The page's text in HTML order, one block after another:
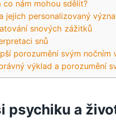
nám mohou sdělit?
jejich personalizovaný
snových zážitků
snů
porozumění svým nočním
výklad a porozumění
psychiku a